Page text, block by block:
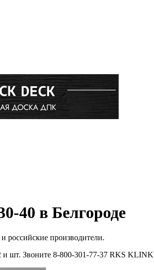
40 в Белгороде
российские производители.
шт. Звоните 8-800-301-77-37 RKS